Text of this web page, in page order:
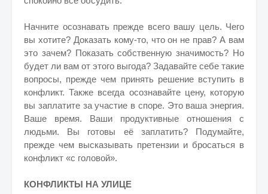
Начните осознавать прежде всего вашу цель. Чего
вы хотите? Доказать кому-то, что он не прав? А вам
это зачем? Показать собственную значимость? Но
будет ли вам от этого выгода? Задавайте себе такие
вопросы, прежде чем принять решение вступить в
конфликт. Также всегда осознавайте цену, которую
вы заплатите за участие в споре. Это ваша энергия.
Ваше время. Ваши продуктивные отношения с
людьми. Вы готовы её заплатить? Подумайте,
прежде чем высказывать претензии и бросаться в
конфликт «с головой».
КОНФЛИКТЫ НА УЛИЦЕ